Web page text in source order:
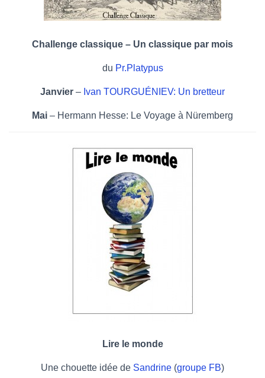
Challenge classique – Un classique par mois
du Pr.Platypus
Janvier – Ivan TOURGUÉNIEV: Un bretteur
Mai – Hermann Hesse: Le Voyage à Nüremberg
Lire le monde
Une chouette idée de Sandrine (groupe FB)